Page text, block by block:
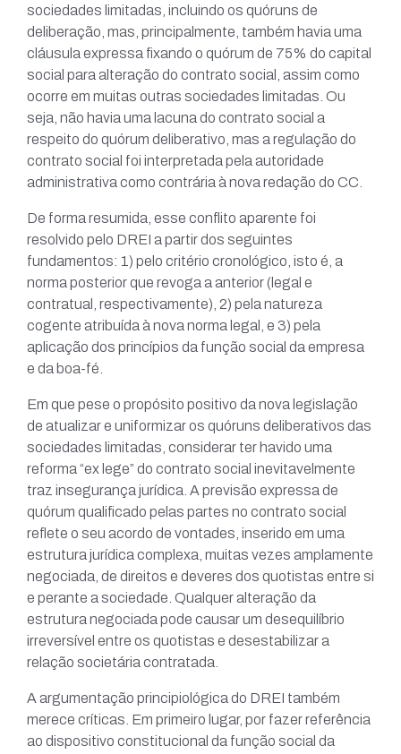
sociedades limitadas, incluindo os quóruns de
deliberação, mas, principalmente, também havia uma
cláusula expressa fixando o quórum de 75% do capital
social para alteração do contrato social, assim como
ocorre em muitas outras sociedades limitadas. Ou
seja, não havia uma lacuna do contrato social a
respeito do quórum deliberativo, mas a regulação do
contrato social foi interpretada pela autoridade
administrativa como contrária à nova redação do CC.
De forma resumida, esse conflito aparente foi
resolvido pelo DREI a partir dos seguintes
fundamentos: 1) pelo critério cronológico, isto é, a
norma posterior que revoga a anterior (legal e
contratual, respectivamente), 2) pela natureza
cogente atribuída à nova norma legal, e 3) pela
aplicação dos princípios da função social da empresa
e da boa-fé.
Em que pese o propósito positivo da nova legislação
de atualizar e uniformizar os quóruns deliberativos das
sociedades limitadas, considerar ter havido uma
reforma “ex lege” do contrato social inevitavelmente
traz insegurança jurídica. A previsão expressa de
quórum qualificado pelas partes no contrato social
reflete o seu acordo de vontades, inserido em uma
estrutura jurídica complexa, muitas vezes amplamente
negociada, de direitos e deveres dos quotistas entre si
e perante a sociedade. Qualquer alteração da
estrutura negociada pode causar um desequilíbrio
irreversível entre os quotistas e desestabilizar a
relação societária contratada.
A argumentação principiológica do DREI também
merece críticas. Em primeiro lugar, por fazer referência
ao dispositivo constitucional da função social da